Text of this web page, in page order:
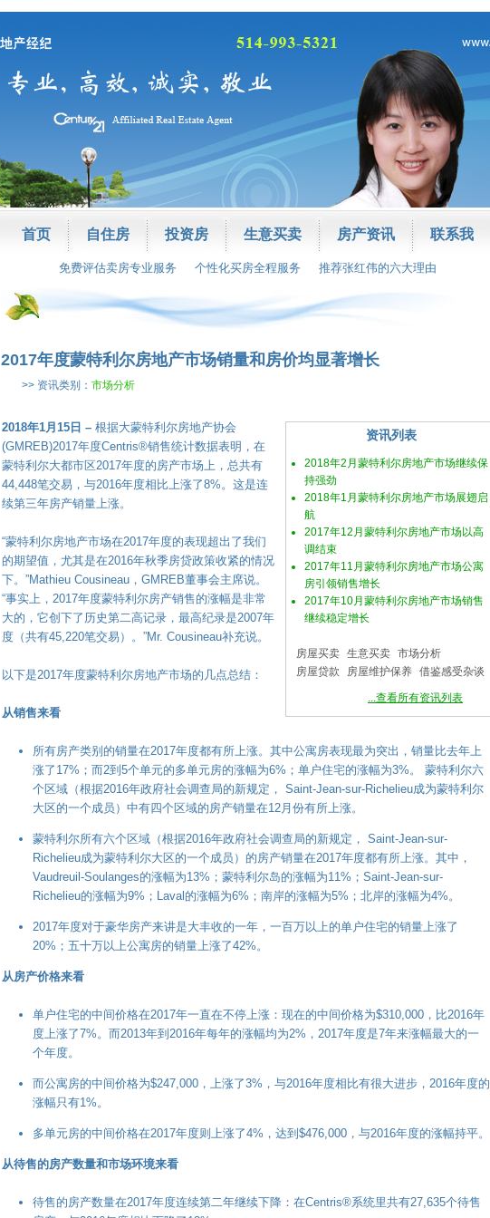
首页 自住房 投资房 生意买卖 房产资讯 联系我
免费评估卖房专业服务 个性化买房全程服务 推荐张红伟的六大理由
2017年度蒙特利尔房地产市场销量和房价均显著增长
>> 资讯类别： 市场分析
资讯列表
2018年2月蒙特利尔房地产市场继续保
持强劲
2018年1月蒙特利尔房地产市场展翅启
航
2017年12月蒙特利尔房地产市场以高
调结束
2017年11月蒙特利尔房地产市场公寓
房引领销售增长
2017年10月蒙特利尔房地产市场销售
继续稳定增长
房屋买卖 生意买卖 市场分析
房屋贷款
房屋维护保养 借鉴感受杂谈
...查看所有资讯列表
2018年1月15日 – 根据大蒙特利尔房地产协会
(GMREB)2017年度Centris®销售统计数据表明，在
蒙特利尔大都市区2017年度的房产市场上，总共有
44,448笔交易，与2016年度相比上涨了8%。这是连
续第三年房产销量上涨。
“蒙特利尔房地产市场在2017年度的表现超出了我们
的期望值，尤其是在2016年秋季房贷政策收紧的情况
下。”Mathieu Cousineau，GMREB董事会主席说。
“事实上，2017年度蒙特利尔房产销售的涨幅是非常
大的，它创下了历史第二高记录，最高纪录是2007年
度（共有45,220笔交易）。”Mr. Cousineau补充说。
以下是2017年度蒙特利尔房地产市场的几点总结：
从销售来看
所有房产类别的销量在2017年度都有所上涨。其中公寓房表现最为突出，销量比去年上
涨了17%；而2到5个单元的多单元房的涨幅为6%；单户住宅的涨幅为3%。 蒙特利尔六
个区域（根据2016年政府社会调查局的新规定， Saint-Jean-sur-Richelieu成为蒙特利尔
大区的一个成员）中有四个区域的房产销量在12月份有所上涨。
蒙特利尔所有六个区域（根据2016年政府社会调查局的新规定， Saint-Jean-sur-
Richelieu成为蒙特利尔大区的一个成员）的房产销量在2017年度都有所上涨。其中，
Vaudreuil-Soulanges的涨幅为13%；蒙特利尔岛的涨幅为11%；Saint-Jean-sur-
Richelieu的涨幅为9%；Laval的涨幅为6%；南岸的涨幅为5%；北岸的涨幅为4%。
2017年度对于豪华房产来讲是大丰收的一年，一百万以上的单户住宅的销量上涨了
20%；五十万以上公寓房的销量上涨了42%。
从房产价格来看
单户住宅的中间价格在2017年一直在不停上涨：现在的中间价格为$310,000，比2016年
度上涨了7%。而2013年到2016年每年的涨幅均为2%，2017年度是7年来涨幅最大的一
个年度。
而公寓房的中间价格为$247,000，上涨了3%，与2016年度相比有很大进步，2016年度的
涨幅只有1%。
多单元房的中间价格在2017年度则上涨了4%，达到$476,000，与2016年度的涨幅持平。
从待售的房产数量和市场环境来看
待售的房产数量在2017年度连续第二年继续下降：在Centris®系统里共有27,635个待售